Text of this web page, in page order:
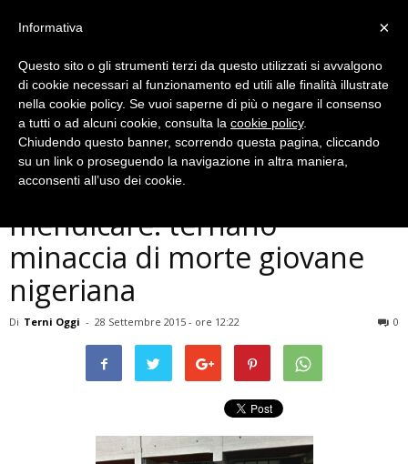
Cronaca
Terni, si litigano il posto per
mendicare: ternano
minaccia di morte giovane
nigeriana
Di Terni Oggi - 28 Settembre 2015 - ore 12:22 0
×
Informativa
Questo sito o gli strumenti terzi da questo utilizzati si avvalgono
di cookie necessari al funzionamento ed utili alle finalità illustrate
nella cookie policy. Se vuoi saperne di più o negare il consenso
a tutti o ad alcuni cookie, consulta la cookie policy.
Chiudendo questo banner, scorrendo questa pagina, cliccando
su un link o proseguendo la navigazione in altra maniera,
acconsenti all’uso dei cookie.